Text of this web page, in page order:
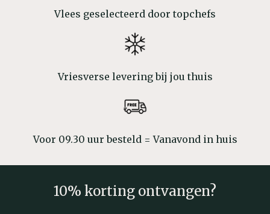
Vlees geselecteerd door topchefs
Vriesverse levering bij jou thuis
Voor 09.30 uur besteld = Vanavond in huis
10% korting ontvangen?